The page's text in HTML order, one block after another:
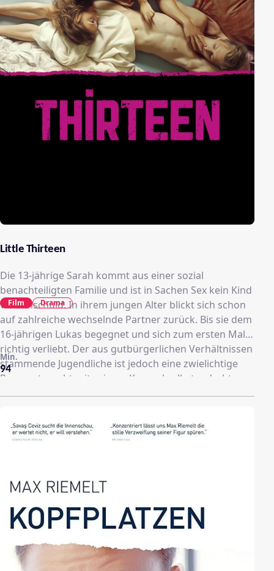
Little Thirteen
Die 13-jährige Sarah kommt aus einer sozial
benachteiligten Familie und ist in Sachen Sex kein Kind
von Unschuld. In ihrem jungen Alter blickt sich schon
auf zahlreiche wechselnde Partner zurück. Bis sie dem
16-jährigen Lukas begegnet und sich zum ersten Mal
richtig verliebt. Der aus gutbürgerlichen Verhältnissen
stammende Jugendliche ist jedoch eine zwielichtige
Person, tauscht mit seinem Kumpel selbstgedrehte
Porno-Clips mit Minderjährigen gegen Drogen.
sie schwanger ist.
94
Min.
Film Drama